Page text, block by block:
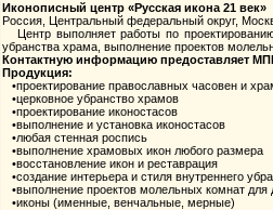
Иконописный центр «Русская икона 21 век»
Россия, Центральный федеральный округ,
Центр выполняет работы по проектированию
убранства храма, выполнение проектов
Контактную информацию предоставляет
Продукция:
•проектирование православных часовен и
•церковное убранство храмов
•проектирование иконостасов
•выполнение и установка иконостасов
•любая стенная роспись
•выполнение храмовых икон любого размера
•восстановление икон и реставрация
•создание интерьера и стиля внутреннего
•выполнение проектов молельных комнат
•иконы (именные, венчальные, мерные)